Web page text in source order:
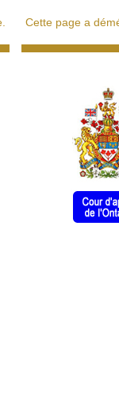
Cette page a